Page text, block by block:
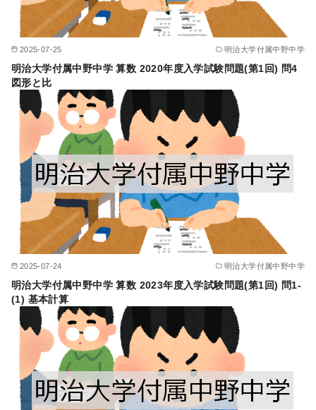
2025-07-25 明治大学付属中野中学
明治大学付属中野中学 算数 2020年度入学試験問題(第1回) 問4
図形と比
2025-07-24 明治大学付属中野中学
明治大学付属中野中学 算数 2023年度入学試験問題(第1回) 問1-
(1) 基本計算